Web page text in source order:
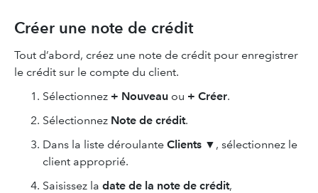
Créer une note de crédit
Tout d’abord, créez une note de crédit pour enregistrer
le crédit sur le compte du client.
Sélectionnez + Nouveau ou + Créer.
Sélectionnez Note de crédit.
Dans la liste déroulante Clients ▼ , sélectionnez le
client approprié.
Saisissez la date de la note de crédit,